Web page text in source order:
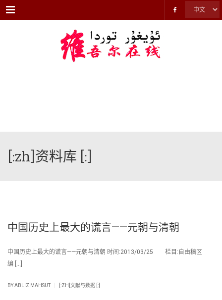
Menu
[:zh]资料库 [:]
中国历史上最大的谎言——元朝与清朝
中国历史上最大的谎言——元朝与清朝 时间:2013/03/25 栏目:自由稿区
编 […]
BYABLIZ MAHSUT [:ZH]文献与数据 [:]